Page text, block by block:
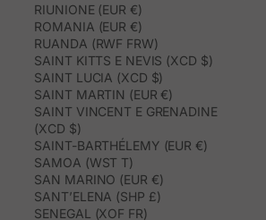
RIUNIONE (EUR €)
ROMANIA (EUR €)
RUANDA (RWF FRW)
SAINT KITTS E NEVIS (XCD $)
SAINT LUCIA (XCD $)
SAINT MARTIN (EUR €)
SAINT VINCENT E GRENADINE
(XCD $)
SAINT-BARTHÉLEMY (EUR €)
SAMOA (WST T)
SAN MARINO (EUR €)
SANT’ELENA (SHP £)
SENEGAL (XOF FR)